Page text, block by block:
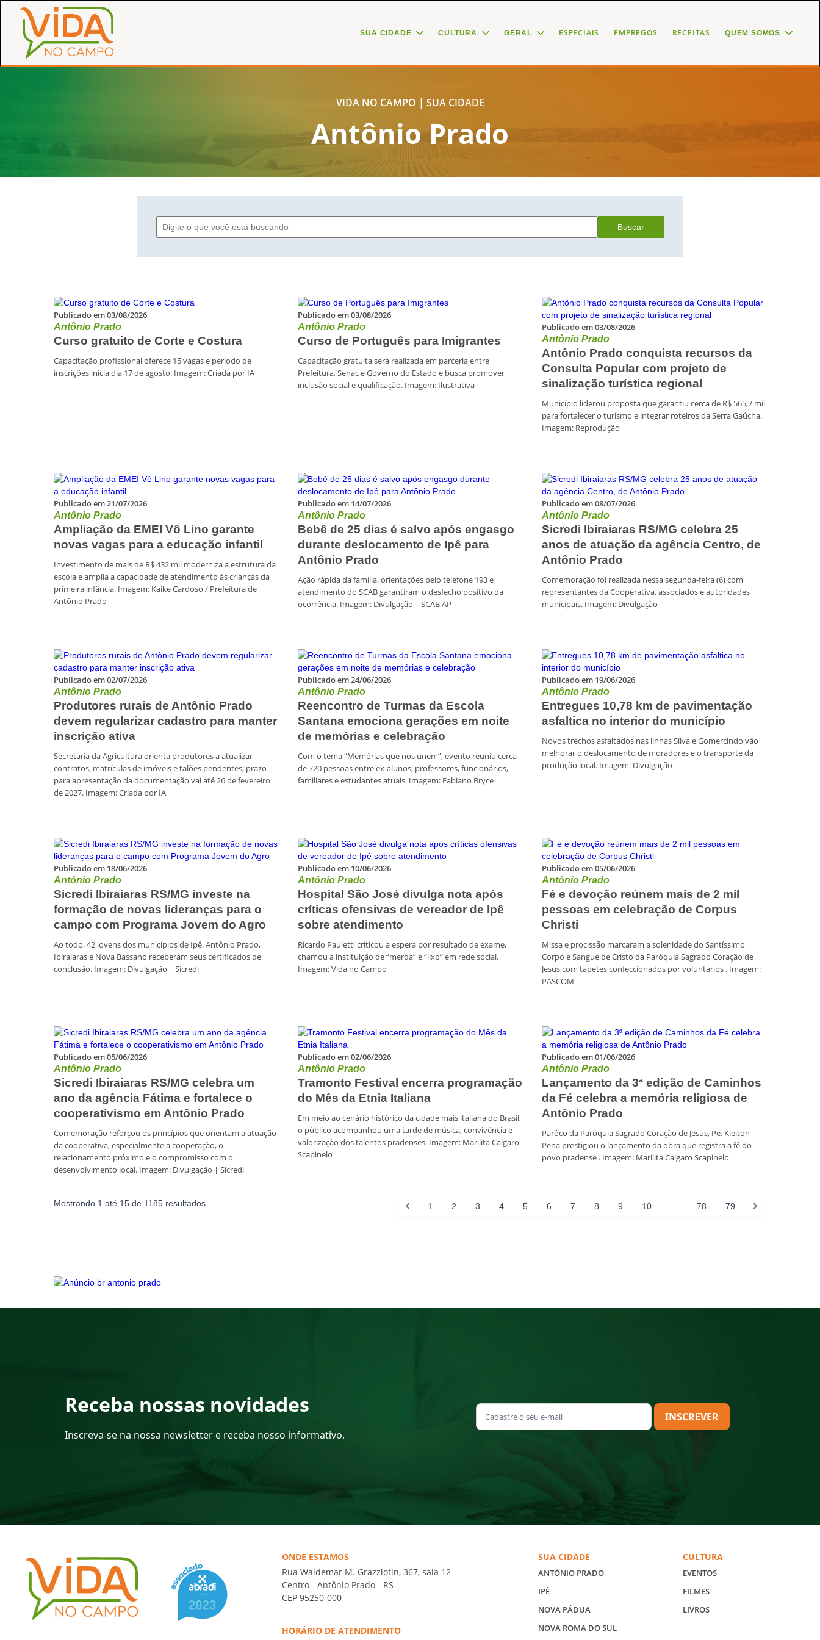
SUA CIDADE CULTURA GERAL ESPECIAIS EMPREGOS RECEITAS QUEM SOMOS
VIDA NO CAMPO | SUA CIDADE
Antônio Prado
Buscar
Publicado em 03/08/2026
Antônio Prado
Curso gratuito de Corte e Costura
Capacitação profissional oferece 15 vagas e período de
inscrições inicía dia 17 de agosto. Imagem: Criada por IA
Publicado em 03/08/2026
Antônio Prado
Curso de Português para Imigrantes
Capacitação gratuita será realizada em parceria entre
Prefeitura, Senac e Governo do Estado e busca promover
inclusão social e qualificação. Imagem: Ilustrativa
Publicado em 03/08/2026
Antônio Prado
Antônio Prado conquista recursos da
Consulta Popular com projeto de
sinalização turística regional
Município liderou proposta que garantiu cerca de R$ 565,7 mil
para fortalecer o turismo e integrar roteiros da Serra Gaúcha.
Imagem: Reprodução
Publicado em 21/07/2026
Antônio Prado
Ampliação da EMEI Vô Lino garante
novas vagas para a educação infantil
Investimento de mais de R$ 432 mil moderniza a estrutura da
escola e amplia a capacidade de atendimento às crianças da
primeira infância. Imagem: Kaike Cardoso / Prefeitura de
Antônio Prado
Publicado em 14/07/2026
Antônio Prado
Bebê de 25 dias é salvo após engasgo
durante deslocamento de Ipê para
Antônio Prado
Ação rápida da família, orientações pelo telefone 193 e
atendimento do SCAB garantiram o desfecho positivo da
ocorrência. Imagem: Divulgação | SCAB AP
Publicado em 08/07/2026
Antônio Prado
Sicredi Ibiraiaras RS/MG celebra 25
anos de atuação da agência Centro, de
Antônio Prado
Comemoração foi realizada nessa segunda-feira (6) com
representantes da Cooperativa, associados e autoridades
municipais. Imagem: Divulgação
Publicado em 02/07/2026
Antônio Prado
Produtores rurais de Antônio Prado
devem regularizar cadastro para manter
inscrição ativa
Secretaria da Agricultura orienta produtores a atualizar
contratos, matrículas de imóveis e talões pendentes; prazo
para apresentação da documentação vai até 26 de fevereiro
de 2027. Imagem: Criada por IA
Publicado em 24/06/2026
Antônio Prado
Reencontro de Turmas da Escola
Santana emociona gerações em noite
de memórias e celebração
Com o tema “Memórias que nos unem”, evento reuniu cerca
de 720 pessoas entre ex-alunos, professores, funcionários,
familiares e estudantes atuais. Imagem: Fabiano Bryce
Publicado em 19/06/2026
Antônio Prado
Entregues 10,78 km de pavimentação
asfaltica no interior do município
Novos trechos asfaltados nas linhas Silva e Gomercindo vão
melhorar o deslocamento de moradores e o transporte da
produção local. Imagem: Divulgação
Publicado em 18/06/2026
Antônio Prado
Sicredi Ibiraiaras RS/MG investe na
formação de novas lideranças para o
campo com Programa Jovem do Agro
Ao todo, 42 jovens dos municípios de Ipê, Antônio Prado,
Ibiraiaras e Nova Bassano receberam seus certificados de
conclusão. Imagem: Divulgação | Sicredi
Publicado em 10/06/2026
Antônio Prado
Hospital São José divulga nota após
críticas ofensivas de vereador de Ipê
sobre atendimento
Ricardo Pauletti criticou a espera por resultado de exame,
chamou a instituição de “merda” e “lixo” em rede social.
Imagem: Vida no Campo
Publicado em 05/06/2026
Antônio Prado
Fé e devoção reúnem mais de 2 mil
pessoas em celebração de Corpus
Christi
Missa e procissão marcaram a solenidade do Santíssimo
Corpo e Sangue de Cristo da Paróquia Sagrado Coração de
Jesus com tapetes confeccionados por voluntários . Imagem:
PASCOM
Publicado em 05/06/2026
Antônio Prado
Sicredi Ibiraiaras RS/MG celebra um
ano da agência Fátima e fortalece o
cooperativismo em Antônio Prado
Comemoração reforçou os princípios que orientam a atuação
da cooperativa, especialmente a cooperação, o
relacionamento próximo e o compromisso com o
desenvolvimento local. Imagem: Divulgação | Sicredi
Publicado em 02/06/2026
Antônio Prado
Tramonto Festival encerra programação
do Mês da Etnia Italiana
Em meio ao cenário histórico da cidade mais italiana do Brasil,
o público acompanhou uma tarde de música, convivência e
valorização dos talentos pradenses. Imagem: Marilita Calgaro
Scapinelo
Publicado em 01/06/2026
Antônio Prado
Lançamento da 3ª edição de Caminhos
da Fé celebra a memória religiosa de
Antônio Prado
Paróco da Paróquia Sagrado Coração de Jesus, Pe. Kleiton
Pena prestigiou o lançamento da obra que registra a fé do
povo pradense . Imagem: Marilita Calgaro Scapinelo
Mostrando 1 até 15 de 1185 resultados 1 2 3 4 5 6 7 8 9 10 78 79
Receba nossas novidades
Inscreva-se na nossa newsletter e receba nosso informativo.
INSCREVER
ONDE ESTAMOS
Rua Waldemar M. Grazziotin, 367, sala 12
Centro - Antônio Prado - RS
CEP 95250-000
HORÁRIO DE ATENDIMENTO
SUA CIDADE
ANTÔNIO PRADO
IPÊ
NOVA PÁDUA
NOVA ROMA DO SUL
CULTURA
EVENTOS
FILMES
LIVROS